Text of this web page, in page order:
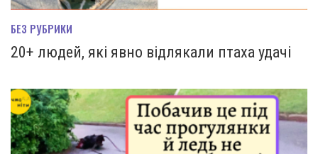
БЕЗ РУБРИКИ
20+ людей, які явно відлякали птаха удачі